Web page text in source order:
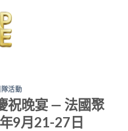
隊活動
祝晚宴 — 法國聚
9月21-27日